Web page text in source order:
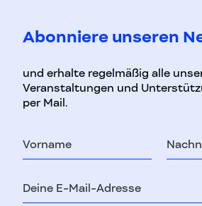
Abonniere unseren
und erhalte regelmäßig alle
Veranstaltungen und
per Mail.
Mail-